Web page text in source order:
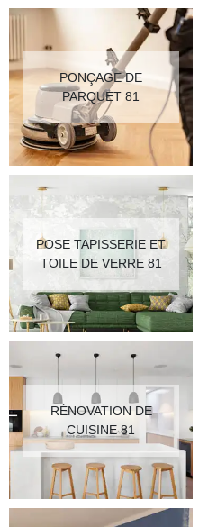
PONÇAGE DE
PARQUET 81
POSE TAPISSERIE ET
TOILE DE VERRE 81
RÉNOVATION DE
CUISINE 81